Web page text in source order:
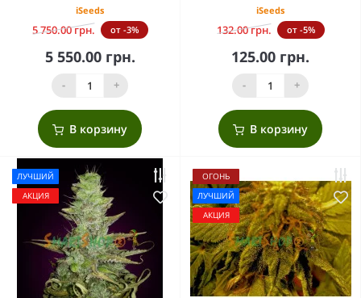
iSeeds
5 750.00 грн. от -3%
5 550.00 грн.
- +
В корзину
iSeeds
132.00 грн. от -5%
125.00 грн.
- +
В корзину
ЛУЧШИЙ
АКЦИЯ
ОГОНЬ
ЛУЧШИЙ
АКЦИЯ